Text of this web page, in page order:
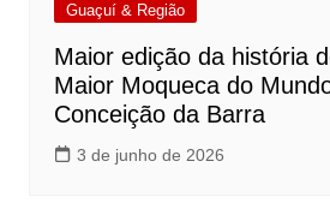
Guaçuí & Região
Maior edição da história
Maior Moqueca do
Conceição da Barra
3 de junho de 2026